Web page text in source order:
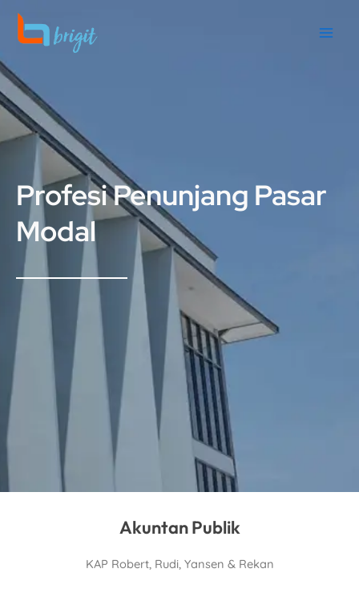
로
건
너
기
Profesi Penunjang Pasar
Modal
Akuntan Publik
KAP Robert, Rudi, Yansen & Rekan